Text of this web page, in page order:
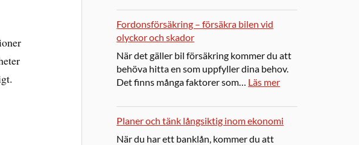
Fordonsförsäkring – försäkra bilen vid
olyckor och skador
När det gäller bil försäkring kommer du att
behöva hitta en som uppfyller dina behov.
Det finns många faktorer som… Läs mer
Planer och tänk långsiktig inom ekonomi
När du har ett banklån, kommer du att